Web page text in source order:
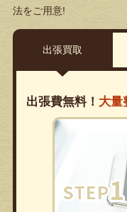
法をご用意!
出張買取
出張費無料！ 大量